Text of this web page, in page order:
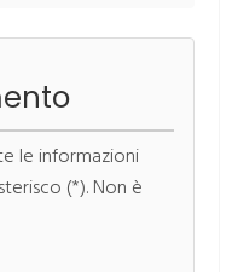
le informazioni
(*). Non è